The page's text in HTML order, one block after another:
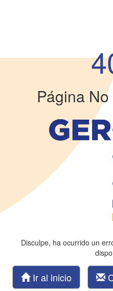
Página
Disculpe, ha ocurrido un
Ir al inicio